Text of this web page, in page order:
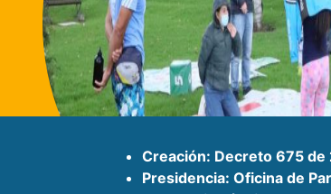
Creación: Decreto 675 de
Presidencia: Oficina de